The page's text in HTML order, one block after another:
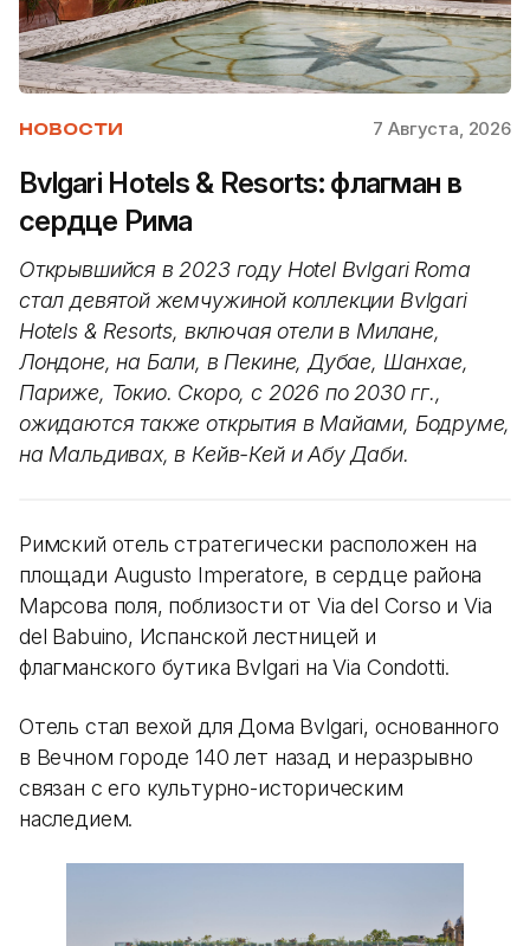
НОВОСТИ 7 Августа, 2026
Bvlgari Hotels & Resorts: флагман в
сердце Рима
Открывшийся в 2023 году Hotel Bvlgari Roma
стал девятой жемчужиной коллекции Bvlgari
Hotels & Resorts, включая отели в Милане,
Лондоне, на Бали, в Пекине, Дубае, Шанхае,
Париже, Токио. Скоро, с 2026 по 2030 гг.,
ожидаются также открытия в Майами, Бодруме,
на Мальдивах, в Кейв-Кей и Абу Даби.
Римский отель стратегически расположен на
площади Augusto Imperatore, в сердце района
Марсова поля, поблизости от Via del Corso и Via
del Babuino, Испанской лестницей и
флагманского бутика Bvlgari на Via Condotti.
Отель стал вехой для Дома Bvlgari, основанного
в Вечном городе 140 лет назад и неразрывно
связан с его культурно-историческим
наследием.